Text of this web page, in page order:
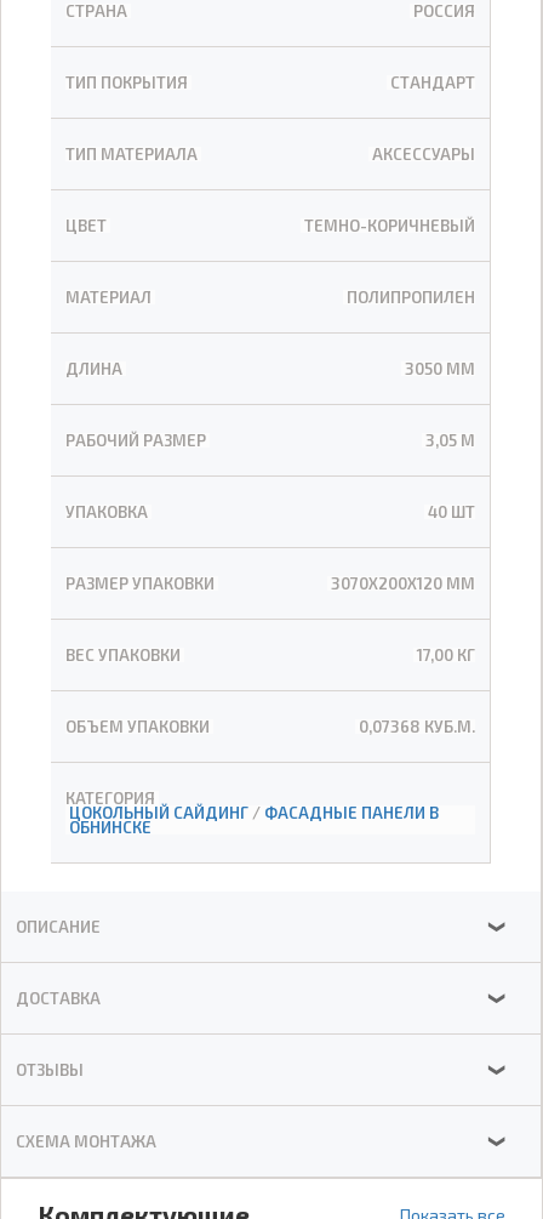
СТРАНА РОССИЯ
ТИП ПОКРЫТИЯ СТАНДАРТ
ТИП МАТЕРИАЛА АКСЕССУАРЫ
ЦВЕТ ТЕМНО-КОРИЧНЕВЫЙ
МАТЕРИАЛ ПОЛИПРОПИЛЕН
ДЛИНА 3050 ММ
РАБОЧИЙ РАЗМЕР 3,05 М
УПАКОВКА 40 ШТ
РАЗМЕР УПАКОВКИ 3070Х200Х120 ММ
ВЕС УПАКОВКИ 17,00 КГ
ОБЪЕМ УПАКОВКИ 0,07368 КУБ.М.
КАТЕГОРИЯ
ЦОКОЛЬНЫЙ САЙДИНГ / ФАСАДНЫЕ ПАНЕЛИ В
ОБНИНСКЕ
ОПИСАНИЕ ❯
ДОСТАВКА ❯
ОТЗЫВЫ ❯
СХЕМА МОНТАЖА ❯
Показать все